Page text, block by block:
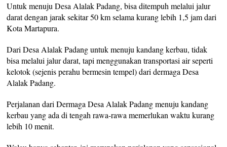
Untuk menuju Desa Alalak Padang, bisa ditempuh melalui jalur
darat dengan jarak sekitar 50 km selama kurang lebih 1,5 jam dari
Kota Martapura.
Dari Desa Alalak Padang untuk menuju kandang kerbau, tidak
bisa melalui jalur darat, tapi menggunakan transportasi air seperti
kelotok (sejenis perahu bermesin tempel) dari dermaga Desa
Alalak Padang.
Perjalanan dari Dermaga Desa Alalak Padang menuju kandang
kerbau yang ada di tengah rawa-rawa memerlukan waktu kurang
lebih 10 menit.